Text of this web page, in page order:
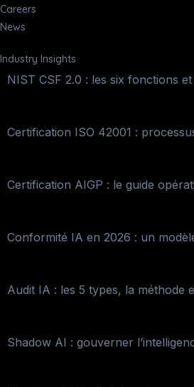
Careers
News
Industry Insights
NIST CSF 2.0 : les six fonctions
Certification ISO 42001 :
Certification AIGP : le guide
Conformité IA en 2026 : un
Audit IA : les 5 types, la méthode
Shadow AI : gouverner